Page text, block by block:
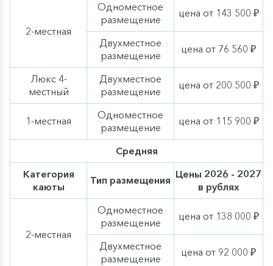
2-местная
Одноместное
размещение
цена от 143 500 ₽
Двухместное
размещение
цена от 76 560 ₽
Люкс 4-
местный
Двухместное
размещение
цена от 200 500 ₽
1-местная
Одноместное
размещение
цена от 115 900 ₽
Средняя
Категория
каюты
Тип размещения Цены 2026 - 2027
в рублях
2-местная
Одноместное
размещение
цена от 138 000 ₽
Двухместное
размещение
цена от 92 000 ₽